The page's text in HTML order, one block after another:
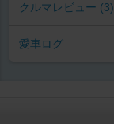
クルマレビュー (3)
愛車ログ